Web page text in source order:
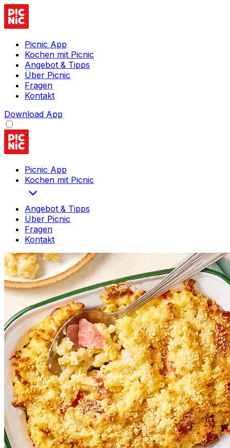
Picnic App
Kochen mit Picnic
Angebot & Tipps
Über Picnic
Fragen
Kontakt
Download App
Picnic App
Kochen mit Picnic
Angebot & Tipps
Über Picnic
Fragen
Kontakt